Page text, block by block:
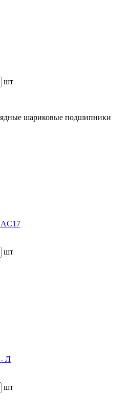
шт
шариковые подшипники
шт
Л
шт